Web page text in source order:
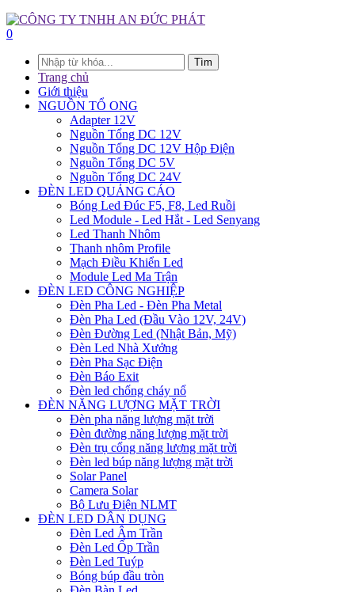
0
Tìm
Trang chủ
Giới thiệu
NGUỒN TỔ ONG
Adapter 12V
Nguồn Tổng DC 12V
Nguồn Tổng DC 12V Hộp Điện
Nguồn Tổng DC 5V
Nguồn Tổng DC 24V
ĐÈN LED QUẢNG CÁO
Bóng Led Đúc F5, F8, Led Ruồi
Led Module - Led Hắt - Led Senyang
Led Thanh Nhôm
Thanh nhôm Profile
Mạch Điều Khiển Led
Module Led Ma Trận
ĐÈN LED CÔNG NGHIỆP
Đèn Pha Led - Đèn Pha Metal
Đèn Pha Led (Đầu Vào 12V, 24V)
Đèn Đường Led (Nhật Bản, Mỹ)
Đèn Led Nhà Xưởng
Đèn Pha Sạc Điện
Đèn Báo Exit
Đèn led chống cháy nổ
ĐÈN NĂNG LƯỢNG MẶT TRỜI
Đèn pha năng lượng mặt trời
Đèn đường năng lượng mặt trời
Đèn trụ cổng năng lượng mặt trời
Đèn led búp năng lượng mặt trời
Solar Panel
Camera Solar
Bộ Lưu Điện NLMT
ĐÈN LED DÂN DỤNG
Đèn Led Âm Trần
Đèn Led Ốp Trần
Đèn Led Tuýp
Bóng búp đầu tròn